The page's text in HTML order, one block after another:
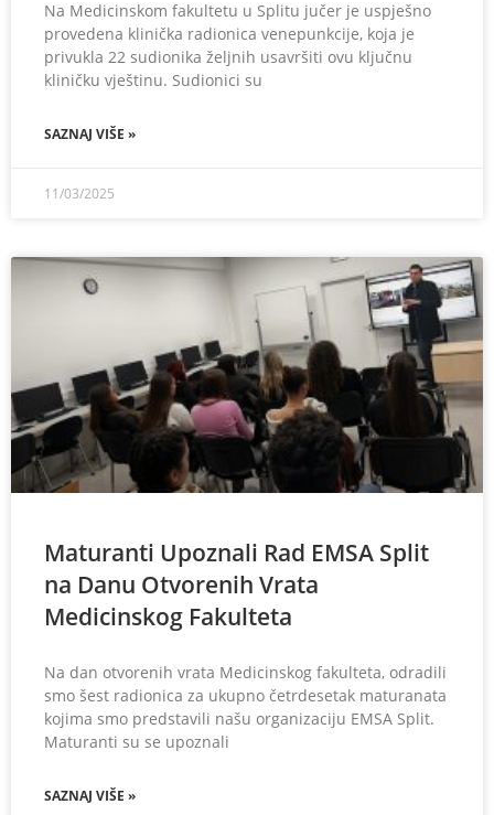
Na Medicinskom fakultetu u Splitu jučer je uspješno
provedena klinička radionica venepunkcije, koja je
privukla 22 sudionika željnih usavršiti ovu ključnu
kliničku vještinu. Sudionici su
SAZNAJ VIŠE »
11/03/2025
Maturanti Upoznali Rad EMSA Split
na Danu Otvorenih Vrata
Medicinskog Fakulteta
Na dan otvorenih vrata Medicinskog fakulteta, odradili
smo šest radionica za ukupno četrdesetak maturanata
kojima smo predstavili našu organizaciju EMSA Split.
Maturanti su se upoznali
SAZNAJ VIŠE »